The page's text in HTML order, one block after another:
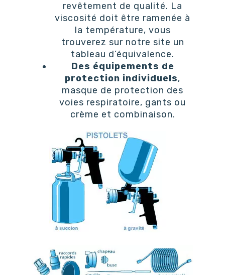
revêtement de qualité. La
viscosité doit être ramenée à
la température, vous
trouverez sur notre site un
tableau d’équivalence.
Des équipements de
protection individuels,
masque de protection des
voies respiratoire, gants ou
crème et combinaison.